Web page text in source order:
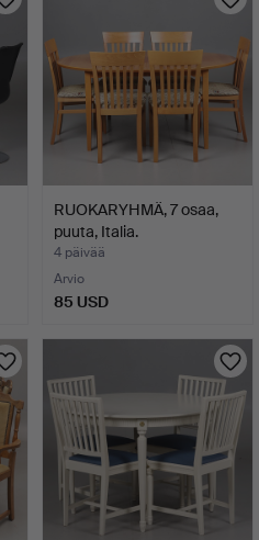
RUOKARYHMÄ, 7 osaa,
puuta, Italia.
4 päivää
Arvio
85 USD